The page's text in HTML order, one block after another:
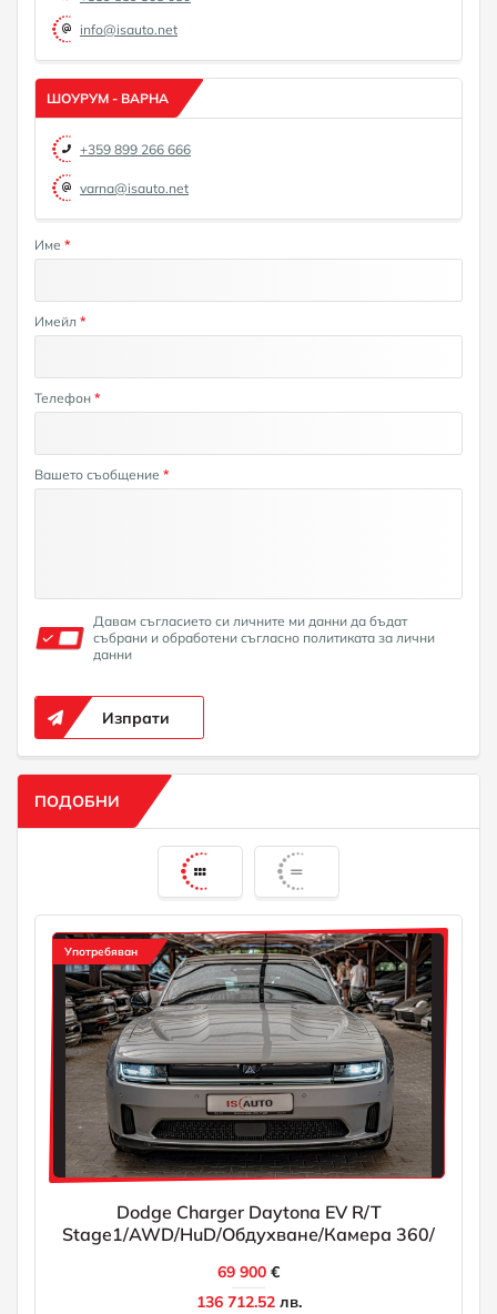
info@isauto.net
ШОУРУМ - ВАРНА
+359 899 266 666
varna@isauto.net
Име *
Имейл *
Телефон *
Вашето съобщение *
Давам съгласието си личните ми данни да бъдат
събрани и обработени съгласно политиката за лични
данни
Изпрати
ПОДОБНИ
Употребяван
Dodge Charger Daytona EV R/T
Stage1/AWD/HuD/Обдухване/Камера 360/
69 900 €
136 712.52лв.